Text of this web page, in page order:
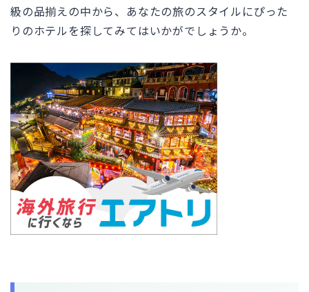
級の品揃えの中から、あなたの旅のスタイルにぴった
りのホテルを探してみてはいかがでしょうか。